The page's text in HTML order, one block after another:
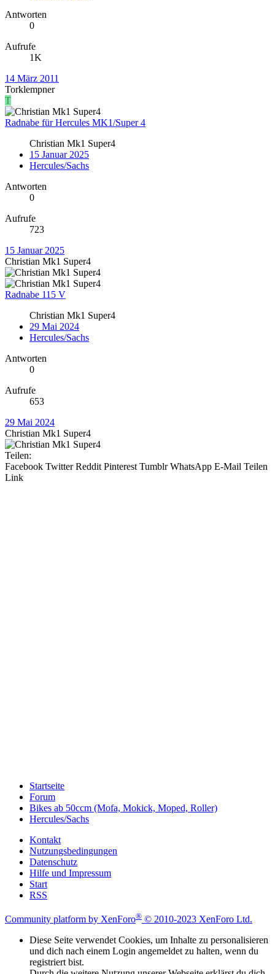
Antworten
0
Aufrufe
1K
14 März 2011
Torklempner
T
Radnabe für Hercules MK1/Super 4
Christian Mk1 Super4
15 Januar 2025
Hercules/Sachs
Antworten
0
Aufrufe
723
15 Januar 2025
Christian Mk1 Super4
Radnabe 115 V
Christian Mk1 Super4
29 Mai 2024
Hercules/Sachs
Antworten
0
Aufrufe
653
29 Mai 2024
Christian Mk1 Super4
Teilen:
Facebook Twitter Reddit Pinterest Tumblr WhatsApp E-Mail Teilen
Link
Startseite
Forum
Bikes ab 50ccm (Mofa, Mokick, Moped, Roller)
Hercules/Sachs
Kontakt
Nutzungsbedingungen
Datenschutz
Hilfe und Impressum
Start
RSS
Community platform by XenForo® © 2010-2023 XenForo Ltd.
Diese Seite verwendet Cookies, um Inhalte zu personalisieren
und dich nach einem Login angemeldet zu halten, wenn du
registriert bist.